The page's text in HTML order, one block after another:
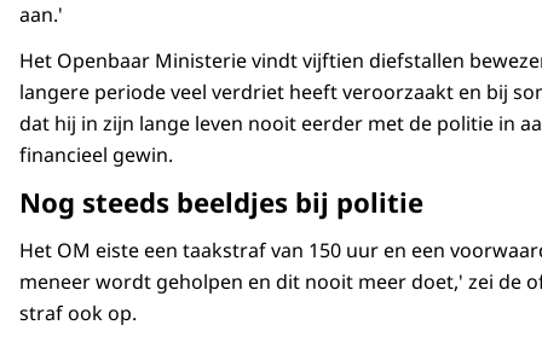
aan.'
Het Openbaar Ministerie vindt vijftien diefstallen
langere periode veel verdriet heeft veroorzaakt en bij
dat hij in zijn lange leven nooit eerder met de politie in
financieel gewin.
Nog steeds beeldjes bij politie
Het OM eiste een taakstraf van 150 uur en een
meneer wordt geholpen en dit nooit meer doet,' zei de
straf ook op.